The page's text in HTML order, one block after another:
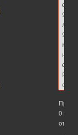
9
лет,
9
0